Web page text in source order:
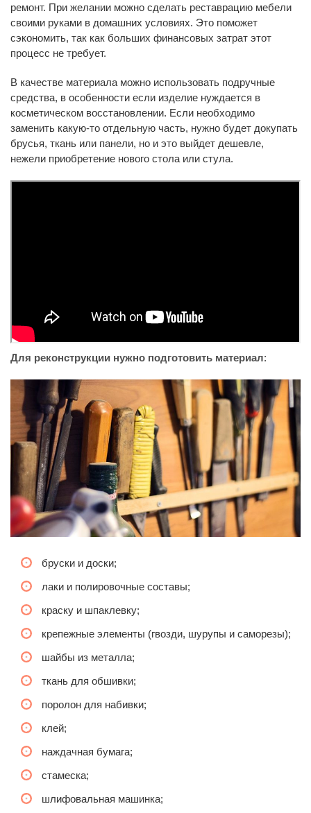
ремонт. При желании можно сделать реставрацию мебели
своими руками в домашних условиях. Это поможет
сэкономить, так как больших финансовых затрат этот
процесс не требует.
В качестве материала можно использовать подручные
средства, в особенности если изделие нуждается в
косметическом восстановлении. Если необходимо
заменить какую-то отдельную часть, нужно будет докупать
брусья, ткань или панели, но и это выйдет дешевле,
нежели приобретение нового стола или стула.
Для реконструкции нужно подготовить материал:
бруски и доски;
лаки и полировочные составы;
краску и шпаклевку;
крепежные элементы (гвозди, шурупы и саморезы);
шайбы из металла;
ткань для обшивки;
поролон для набивки;
клей;
наждачная бумага;
стамеска;
шлифовальная машинка;